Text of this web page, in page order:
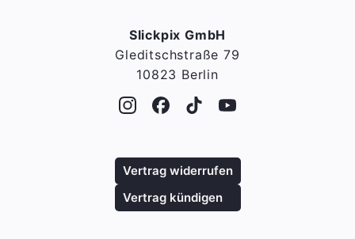
Slickpix GmbH
Gleditschstraße 79
10823 Berlin
Vertrag widerrufen
Vertrag kündigen